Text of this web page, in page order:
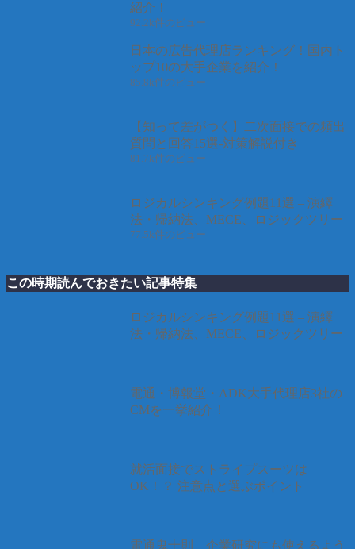
紹介！
92.2k件のビュー
日本の広告代理店ランキング！国内ト
ップ10の大手企業を紹介！
85.8k件のビュー
【知って差がつく】二次面接での頻出
質問と回答15選-対策解説付き
81.7k件のビュー
ロジカルシンキング例題11選 – 演繹
法・帰納法、MECE、ロジックツリー
77.5k件のビュー
この時期読んでおきたい記事特集
ロジカルシンキング例題11選 – 演繹
法・帰納法、MECE、ロジックツリー
電通・博報堂・ADK大手代理店3社の
CMを一挙紹介！
就活面接でストライプスーツは
OK！？ 注意点と選ぶポイント
電通鬼十則 – 企業研究にも使えるよう